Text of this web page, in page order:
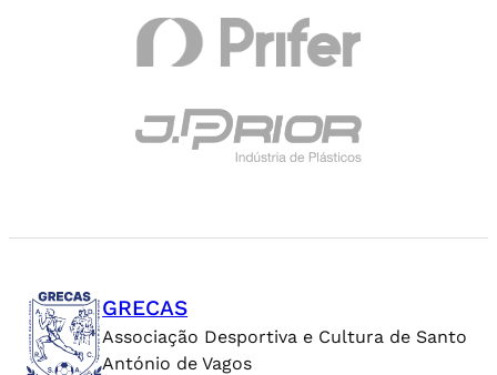
GRECAS
Associação Desportiva e Cultura de Santo
António de Vagos